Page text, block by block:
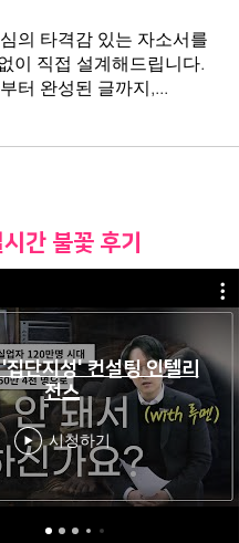
의 타격감 있는 자소서를
이 직접 설계해드립니다.
터 완성된 글까지,...
간 불꽃 후기
단지성' 컨설팅 인텔리
전스
시청하기